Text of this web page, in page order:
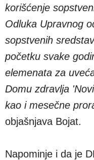
korišćenje
Odluka Upravnog
sopstvenih
početku svake
elemenata za
Domu zdravlja
kao i mesečne
objašnjava Bojat.
Napominje i da je